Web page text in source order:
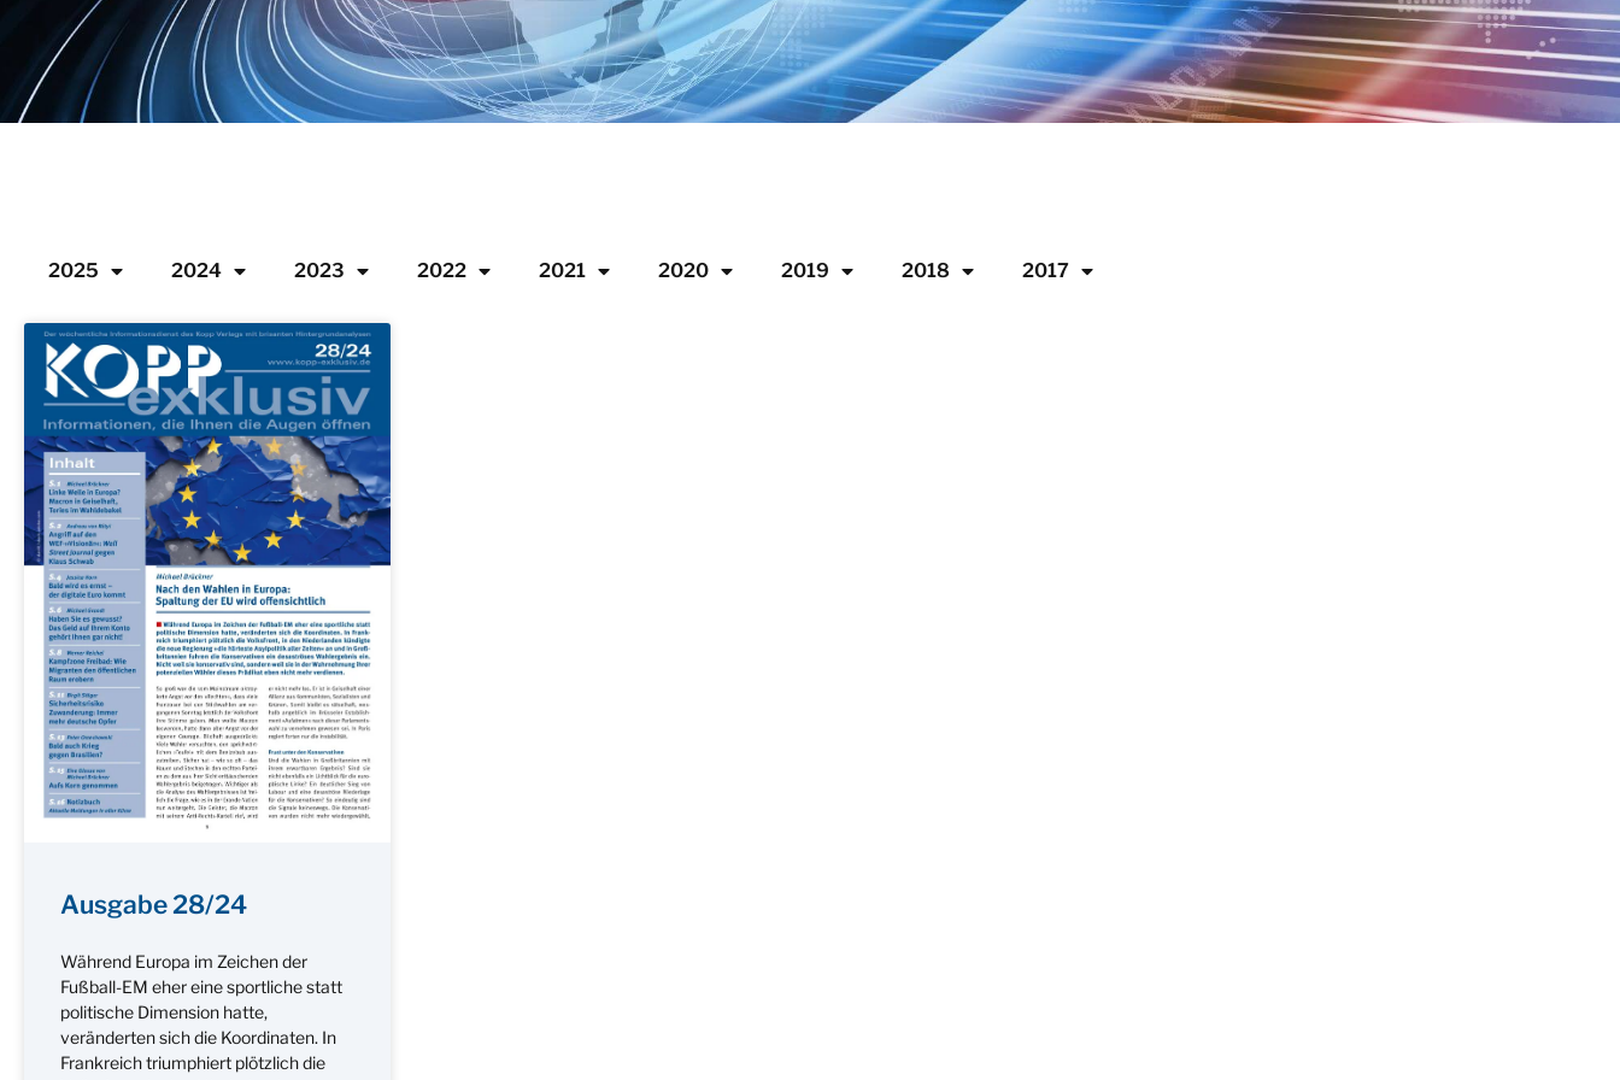
2025 2024 2023 2022 2021 2020 2019 2018 2017
Ausgabe 28/24
Während Europa im Zeichen der
Fußball-EM eher eine sportliche statt
politische Dimension hatte,
veränderten sich die Koordinaten. In
Frankreich triumphiert plötzlich die